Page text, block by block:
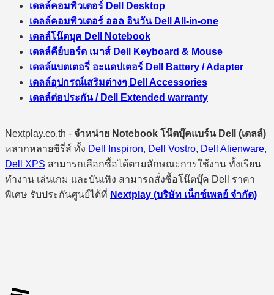
เดลล์คอมพิวเตอร์ Dell Desktop
เดลล์คอมพิวเตอร์ ออล อินวัน Dell All-in-one
เดลล์โน๊ตบุค Dell Notebook
เดลล์คีย์บอร์ด เมาส์ Dell Keyboard & Mouse
เดลล์แบตเตอรี่ อะแดปเตอร์ Dell Battery / Adapter
เดลล์อุปกรณ์เสริมต่างๆ Dell Accessories
เดลล์ต่อประกัน / Dell Extended warranty
Nextplay.co.th - จำหน่าย Notebook โน๊ตบุ๊คแบร์น Dell (เดลล์)
หลากหลายซีรี่ส์ ทั้ง Dell Inspiron, Dell Vostro, Dell Alienware,
Dell XPS สามารถเลือกซื้อได้ตามลักษณะการใช้งาน ทั้งเรียน
ทำงาน เล่นเกม และบันเทิง สามารถสั่งซื้อโน๊ตบุ๊ค Dell ราคา
พิเศษ รับประกันศูนย์ได้ที่ Nextplay (บริษัท เน็กซ์เพลย์ จำกัด)